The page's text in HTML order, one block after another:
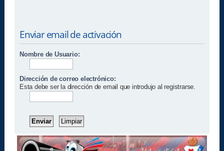
Enviar email de activación
Nombre de Usuario:
Dirección de correo electrónico:
Esta debe ser la dirección de email que introdujo al registrarse.